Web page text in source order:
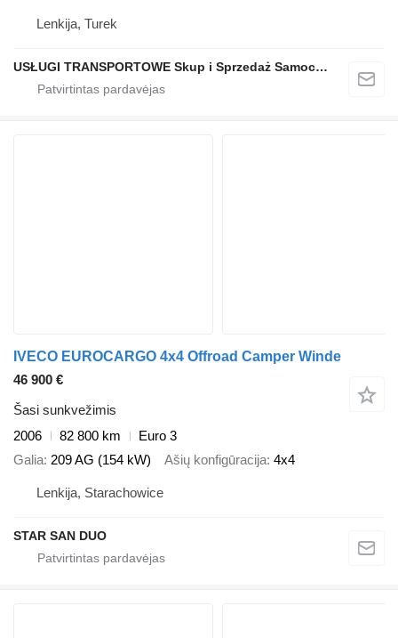
Lenkija, Turek
USŁUGI TRANSPORTOWE Skup i Sprzedaż Samochodów
IVECO EUROCARGO 4x4 Offroad Camper Winde
46 900 €
Šasi sunkvežimis
2006
82 800 km
Euro 3
Galia 209 AG (154 kW) Ašių konfigūracija 4x4
Lenkija, Starachowice
STAR SAN DUO